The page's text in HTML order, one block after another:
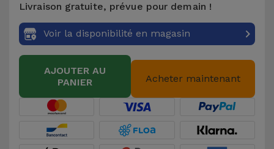
Accessoires
Mobilité,
Auto et
Accessoires
d'ordinateur
Livraison gratuite, prévue pour demain !
Voir la disponibilité en magasin
AJOUTER AU
PANIER
Acheter maintenant